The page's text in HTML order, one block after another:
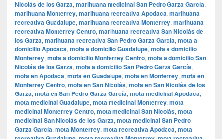
Nicolás de los Garza, marihuana medicinal San Pedro Garza García,
marihuana Monterrey, marihuana recreativa Apodaca, marihuana
recreativa Guadalupe, marihuana recreativa Monterrey, marihuana
recreativa Monterrey Centro, marihuana recreativa San Nicolás de
los Garza, marihuana recreativa San Pedro Garza García, mota a
domicilio Apodaca, mota a domicilio Guadalupe, mota a domicilio
Monterrey, mota a domicilio Monterrey Centro, mota a domicilio San
Nicolás de los Garza, mota a domicilio San Pedro Garza García,
mota en Apodaca, mota en Guadalupe, mota en Monterrey, mota en
Monterrey Centro, mota en San Nicolás, mota en San Nicolás de los
Garza, mota en San Pedro Garza García, mota medicinal Apodaca,
mota medicinal Guadalupe, mota medicinal Monterrey, mota
medicinal Monterrey Centro, mota medicinal San Nicolás, mota
medicinal San Nicolás de los Garza, mota medicinal San Pedro
Garza García, mota Monterrey, mota recreativa Apodaca, mota